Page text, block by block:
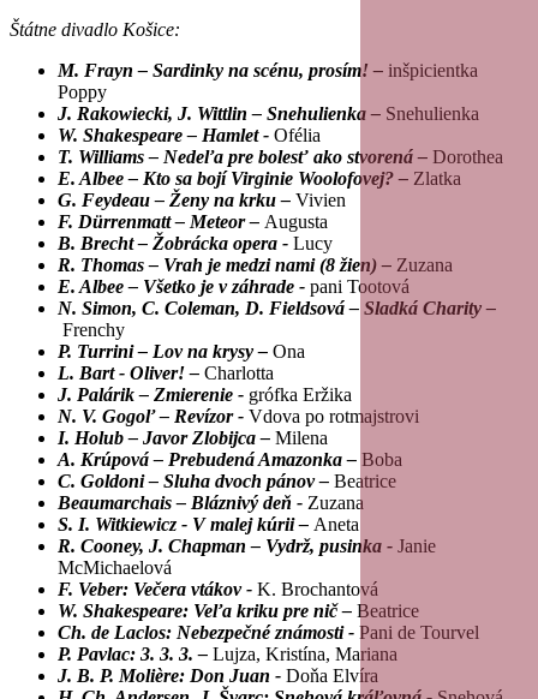
Štátne divadlo Košice:
M. Frayn – Sardinky na scénu, prosím! – inšpicientka
Poppy
J. Rakowiecki, J. Wittlin – Snehulienka – Snehulienka
W. Shakespeare – Hamlet - Ofélia
T. Williams – Nedeľa pre bolesť ako stvorená – Dorothea
E. Albee – Kto sa bojí Virginie Woolofovej? – Zlatka
G. Feydeau – Ženy na krku – Vivien
F. Dürrenmatt – Meteor – Augusta
B. Brecht – Žobrácka opera - Lucy
R. Thomas – Vrah je medzi nami (8 žien) – Zuzana
E. Albee – Všetko je v záhrade - pani Tootová
N. Simon, C. Coleman, D. Fieldsová – Sladká Charity –
Frenchy
P. Turrini – Lov na krysy – Ona
L. Bart - Oliver! – Charlotta
J. Palárik – Zmierenie - grófka Eržika
N. V. Gogoľ – Revízor - Vdova po rotmajstrovi
I. Holub – Javor Zlobijca – Milena
A. Krúpová – Prebudená Amazonka – Boba
C. Goldoni – Sluha dvoch pánov – Beatrice
Beaumarchais – Bláznivý deň - Zuzana
S. I. Witkiewicz - V malej kúrii – Aneta
R. Cooney, J. Chapman – Vydrž, pusinka - Janie
McMichaelová
F. Veber: Večera vtákov - K. Brochantová
W. Shakespeare: Veľa kriku pre nič – Beatrice
Ch. de Laclos: Nebezpečné známosti - Pani de Tourvel
P. Pavlac: 3. 3. 3. – Lujza, Kristína, Mariana
J. B. P. Molière: Don Juan - Doňa Elvíra